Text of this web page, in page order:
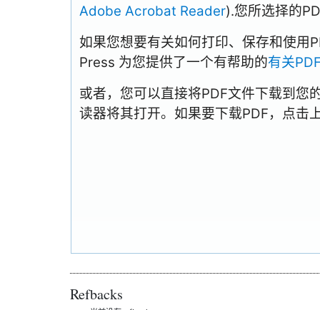
Adobe Acrobat Reader).您所选择的
如果您想要有关如何打印、保存和使用
Press 为您提供了一个有帮助的有关
或者，您可以直接将PDF文件下载到您
读器将其打开。如果要下载PDF，点击
Refbacks